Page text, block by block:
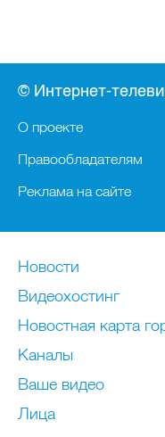
© Интернет-
О проекте
Правообладателям
Реклама на сайте
Новости
Видеохостинг
Новостная карта
Каналы
Ваше видео
Лица